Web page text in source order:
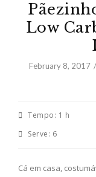
Low
February 8, 2017
Tempo: 1 h
Serve: 6
Cá em casa,